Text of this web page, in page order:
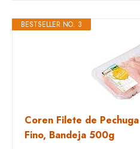
BESTSELLER NO. 3
Coren Filete de
Fino, Bandeja 500g